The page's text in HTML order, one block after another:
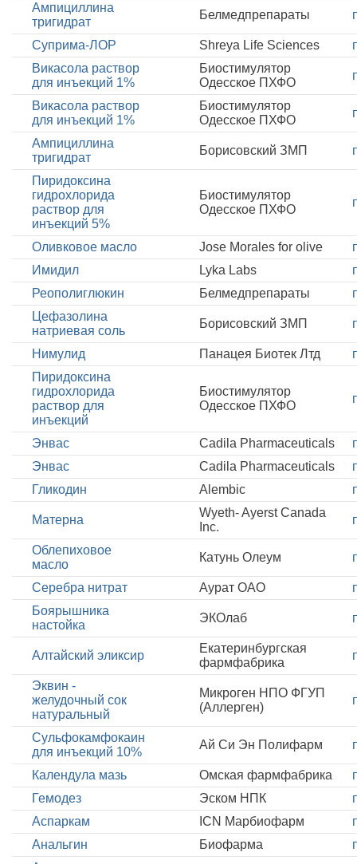
Ампициллина
тригидрат
Белмедпрепараты
Суприма-ЛОР Shreya Life Sciences
Викасола раствор
для инъекций 1%
Биостимулятор
Одесское ПХФО
Викасола раствор
для инъекций 1%
Биостимулятор
Одесское ПХФО
Ампициллина
тригидрат
Борисовский ЗМП
Пиридоксина
гидрохлорида
раствор для
инъекций 5%
Биостимулятор
Одесское ПХФО
Оливковое масло Jose Morales for olive
Имидил
Lyka Labs
Реополиглюкин
Белмедпрепараты
Цефазолина
натриевая соль
Борисовский ЗМП
Нимулид Панацея Биотек Лтд
Пиридоксина
гидрохлорида
раствор для
инъекций
Биостимулятор
Одесское ПХФО
Энвас Cadila Pharmaceuticals
Энвас
Cadila Pharmaceuticals
Гликодин
Alembic
Матерна
Wyeth- Ayerst Canada
Inc.
Облепиховое
масло
Катунь Олеум
Серебра нитрат Аурат ОАО
Боярышника
настойка
ЭКОлаб
Алтайский эликсир
Екатеринбургская
фармфабрика
Эквин -
желудочный сок
натуральный
Микроген НПО ФГУП
(Аллерген)
Сульфокамфокаин
для инъекций 10%
Ай Си Эн Полифарм
Календула мазь Омская фармфабрика
Гемодез
Эском НПК
Аспаркам
ICN Марбиофарм
Анальгин
Биофарма